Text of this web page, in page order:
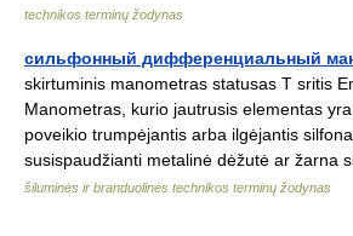
technikos terminų žodynas
сильфонный дифференциальный
skirtuminis manometras statusas T sritis
Manometras, kurio jautrusis elementas
poveikio trumpėjantis arba ilgėjantis
susispaudžianti metalinė dėžutė ar
šiluminės ir branduolinės technikos terminų žodynas